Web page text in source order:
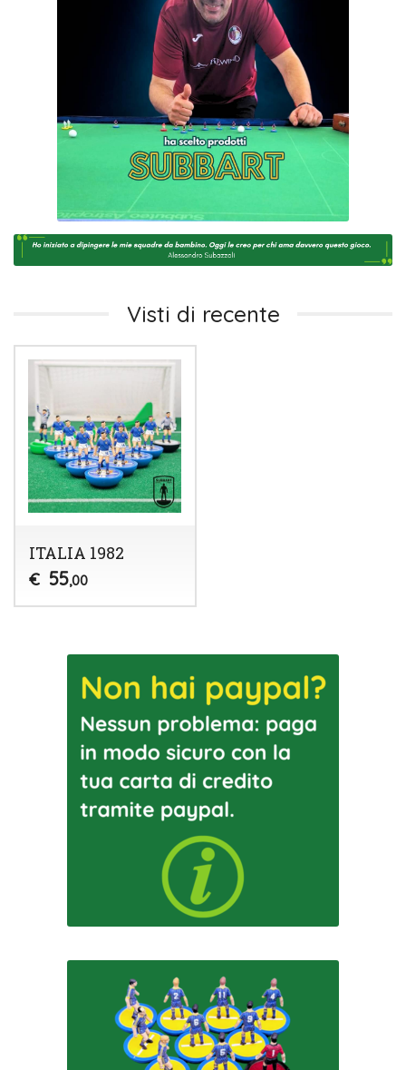
Visti di recente
ITALIA 1982
€ 55,00